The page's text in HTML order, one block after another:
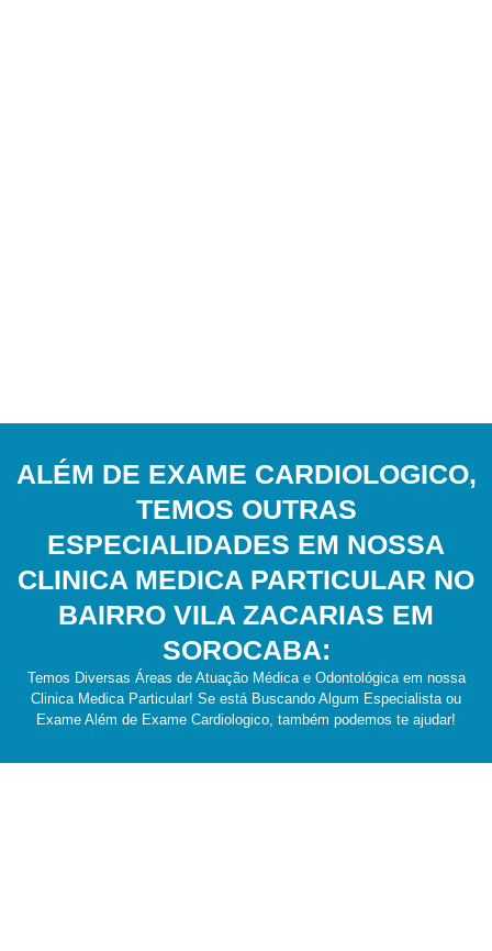
ALÉM DE EXAME CARDIOLOGICO,
TEMOS OUTRAS
ESPECIALIDADES EM NOSSA
CLINICA MEDICA PARTICULAR NO
BAIRRO VILA ZACARIAS EM
SOROCABA:
Temos Diversas Áreas de Atuação Médica e Odontológica em nossa
Clinica Medica Particular! Se está Buscando Algum Especialista ou
Exame Além de Exame Cardiologico, também podemos te ajudar!